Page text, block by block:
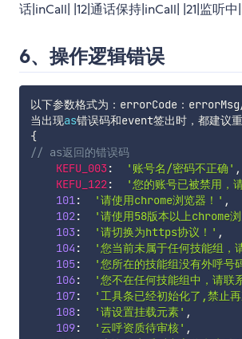
话|inCall| |12|通话保持|inCall| |21|监听
6、操作逻辑错误
以下参数格式为：errorCode：errorMsg
当出现as
{
// as返回的错误码
KEFU_003: '账号名/密码不正确' ,
KEFU_122: '您的账号已被禁用，
101: '请使用chrome浏览器！' ,
102: '请使用58版本以上chrome
103 : '请切换为https协议！' ,
104 : '您当前未属于任何技能组，
105: '您所在的技能组没有外呼号
106: '您不在任何技能组中，请联
107: '工具条已经初始化了,禁止
108: '请设置挂载元素' ,
109: '云呼资质待审核' ,